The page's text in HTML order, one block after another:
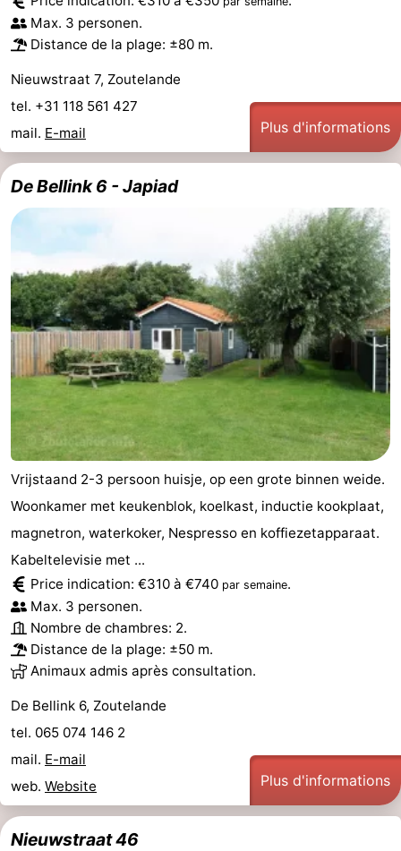
Églises
-
Points
de
vue
Attractions
-
Terrains
de
-
Aires
jeux
intérieures
-
de
bien-
être
Villages
&
villes
Nature
Visites
guidées
Sports
-
Piscines
-
Faire
du
vélo
-
Randonnée
-
Équitation
-
Terrains
de
-
Peche
-
et
Événements
Max. 3 personen.
Distance de la plage: ±80 m.
Nieuwstraat 7, Zoutelande
tel. +31 118 561 427
mail. E-mail Plus d'informations
De Bellink 6 - Japiad
Vrijstaand 2-3 persoon huisje, op een grote binnen weide.
Woonkamer met keukenblok, koelkast, inductie kookplaat,
magnetron, waterkoker, Nespresso en koffiezetapparaat.
Kabeltelevisie met ...
Price indication: €310 à €740 par semaine.
Max. 3 personen.
Nombre de chambres: 2.
Distance de la plage: ±50 m.
Animaux admis après consultation.
De Bellink 6, Zoutelande
tel. 065 074 146 2
mail. E-mail
web. Website Plus d'informations
Nieuwstraat 46